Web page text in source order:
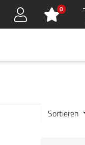
Sign in 0
Sortieren